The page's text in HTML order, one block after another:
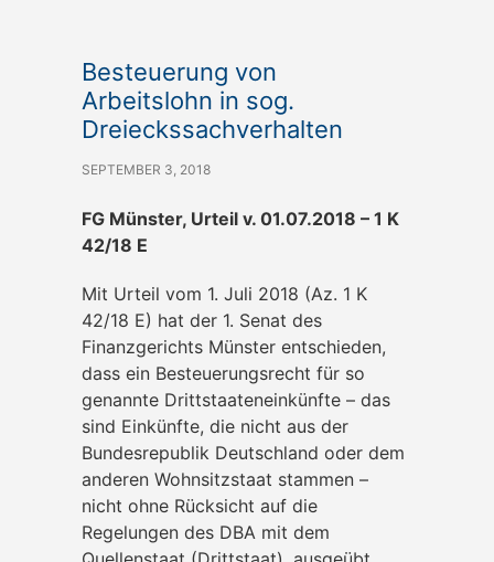
Besteuerung von
Arbeitslohn in sog.
Dreieckssachverhalten
SEPTEMBER 3, 2018
FG Münster, Urteil v. 01.07.2018 – 1 K
42/18 E
Mit Urteil vom 1. Juli 2018 (Az. 1 K
42/18 E) hat der 1. Senat des
Finanzgerichts Münster entschieden,
dass ein Besteuerungsrecht für so
genannte Drittstaateneinkünfte – das
sind Einkünfte, die nicht aus der
Bundesrepublik Deutschland oder dem
anderen Wohnsitzstaat stammen –
nicht ohne Rücksicht auf die
Regelungen des DBA mit dem